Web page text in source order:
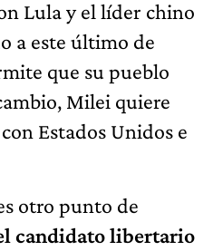
Lula y el líder chino
a este último de
que su pueblo
Milei quiere
Estados Unidos e
otro punto de
candidato libertario